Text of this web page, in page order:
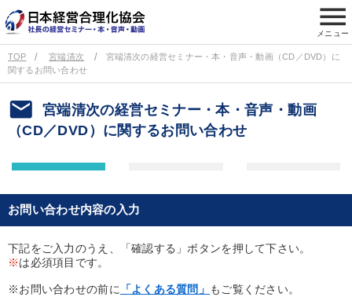
menu
メニュー
TOP 宮端清次
宮端清次の経営セミナー・本・音声・動画（CD／DVD）に
関するお問い合わせ
email
宮端清次の経営セミナー・本・音声・動画
（CD／DVD）に関するお問い合わせ
お問い合わせ内容の入力
下記をご入力のうえ、「確認する」ボタンを押して下さい。
※は必須項目です。
※お問い合わせの前に 「よくある質問」 もご覧ください。